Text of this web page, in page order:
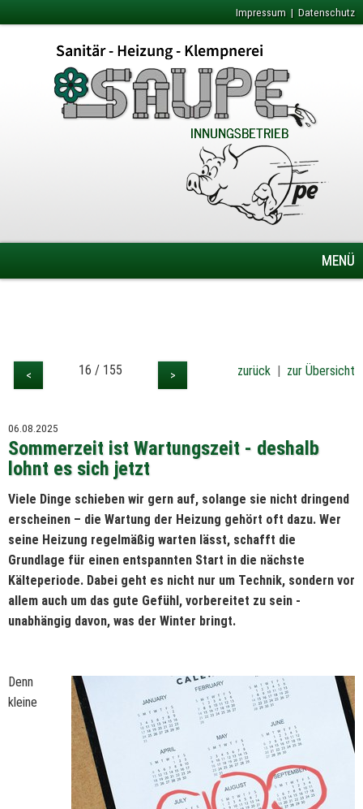
Impressum| Datenschutz
MENÜ
< 16 / 155 > zurück | zur Übersicht
06.08.2025
Sommerzeit ist Wartungszeit - deshalb
lohnt es sich jetzt
Viele Dinge schieben wir gern auf, solange sie nicht dringend
erscheinen – die Wartung der Heizung gehört oft dazu. Wer
seine Heizung regelmäßig warten lässt, schafft die
Grundlage für einen entspannten Start in die nächste
Kälteperiode. Dabei geht es nicht nur um Technik, sondern vor
allem auch um das gute Gefühl, vorbereitet zu sein -
unabhängig davon, was der Winter bringt.
Denn
kleine